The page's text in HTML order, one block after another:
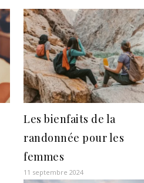
Les bienfaits de la
randonnée pour les
femmes
11 septembre 2024